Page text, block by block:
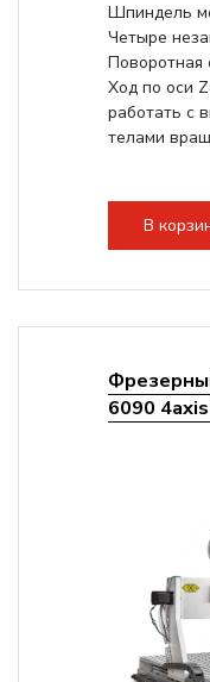
Шпиндель
Четыре
Поворотная
Ход по оси
работать с
телами
В
6090